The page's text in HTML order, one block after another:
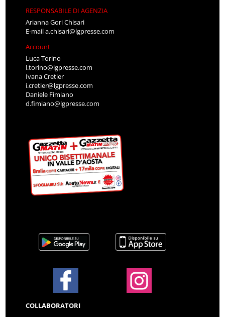
RESPONSABILE DI AGENZIA
Arianna Gori Chisari
E-maila.chisari@lgpresse.com
Account
Luca Torino
l.torino@lgpresse.com
Ivana Cretier
i.cretier@lgpresse.com
Daniele Fimiano
d.fimiano@lgpresse.com
COLLABORATORI